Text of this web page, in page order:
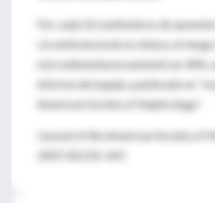
Por cada 10 centímetros de
circunferencia de la cintura, el riesgo
microalbuminuria aumentó un 34%,
informe del equipo, publicado en
American Society of Nephrology”.
Journal of the American Society of
2007;18:235-243